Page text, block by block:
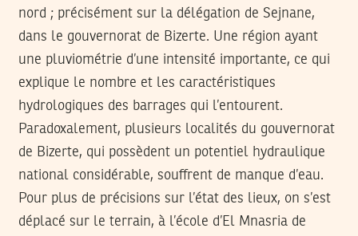
nord ; précisément sur la délégation de Sejnane,
dans le gouvernorat de Bizerte. Une région ayant
une pluviométrie d’une intensité importante, ce qui
explique le nombre et les caractéristiques
hydrologiques des barrages qui l’entourent.
Paradoxalement, plusieurs localités du gouvernorat
de Bizerte, qui possèdent un potentiel hydraulique
national considérable, souffrent de manque d’eau.
Pour plus de précisions sur l’état des lieux, on s’est
déplacé sur le terrain, à l’école d’El Mnasria de